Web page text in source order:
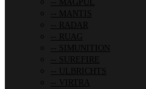
MAGPUL
MANTIS
RADAR
RUAG
SIMUNITION
SUREFIRE
ULBRICHTS
VIRTRA